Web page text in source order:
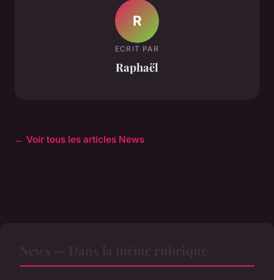
R
ECRIT PAR
Raphaël
← Voir tous les articles News